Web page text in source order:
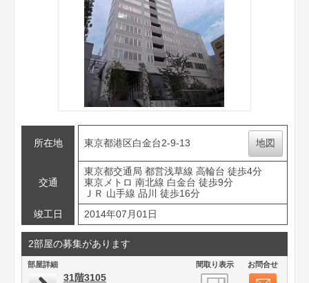
所在地 東京都港区白金台2-9-13 地図
交通
東京都交通局 都営浅草線 高輪台 徒歩4分
東京メトロ 南北線 白金台 徒歩9分
ＪＲ 山手線 品川 徒歩16分
竣工日
2014年07月01日
2部屋の募集があります
部屋詳細 間取り表示 お問合せ
31階3105